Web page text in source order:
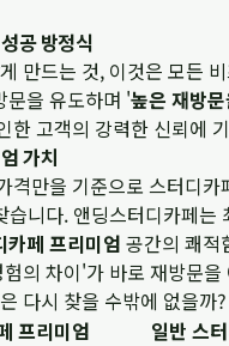
공 방정식
만드는 것, 이것은 모든
문을 유도하며 '높은 재방
한 고객의 강력한 신뢰에
가치
격만을 기준으로 스터디
니다. 앤딩스터디카페
카페 프리미엄 공간의 쾌적
의 차이'가 바로 재방문
다시 찾을 수밖에 없을까?
프리미엄
일반 스